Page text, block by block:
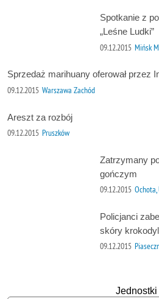
Spotkanie z
„Leśne Ludki”
09.12.2015 Mińsk
Sprzedaż marihuany oferował przez
09.12.2015 Warszawa Zachód
Areszt za rozbój
09.12.2015 Pruszków
Zatrzymany
gończym
09.12.2015 Ochota,
Policjanci
skóry
09.12.2015
Jednostki